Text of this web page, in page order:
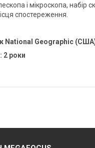
і мікроскопа,
спостереження.
National Geographic
2 роки